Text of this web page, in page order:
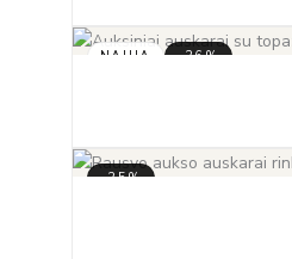
NAUJA -36%
-35%